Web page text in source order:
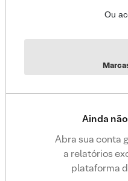
Ou
Ainda
Abra sua conta
a relatórios
plataforma